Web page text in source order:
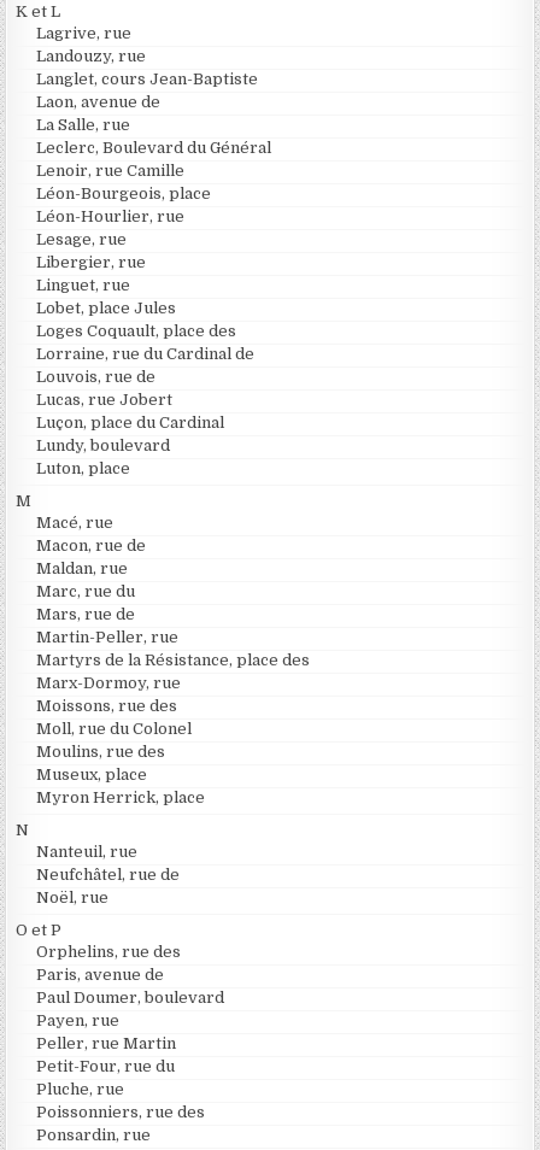
K et L
Lagrive, rue
Landouzy, rue
Langlet, cours Jean-Baptiste
Laon, avenue de
La Salle, rue
Leclerc, Boulevard du Général
Lenoir, rue Camille
Léon-Bourgeois, place
Léon-Hourlier, rue
Lesage, rue
Libergier, rue
Linguet, rue
Lobet, place Jules
Loges Coquault, place des
Lorraine, rue du Cardinal de
Louvois, rue de
Lucas, rue Jobert
Luçon, place du Cardinal
Lundy, boulevard
Luton, place
M
Macé, rue
Macon, rue de
Maldan, rue
Marc, rue du
Mars, rue de
Martin-Peller, rue
Martyrs de la Résistance, place des
Marx-Dormoy, rue
Moissons, rue des
Moll, rue du Colonel
Moulins, rue des
Museux, place
Myron Herrick, place
N
Nanteuil, rue
Neufchâtel, rue de
Noël, rue
O et P
Orphelins, rue des
Paris, avenue de
Paul Doumer, boulevard
Payen, rue
Peller, rue Martin
Petit-Four, rue du
Pluche, rue
Poissonniers, rue des
Ponsardin, rue